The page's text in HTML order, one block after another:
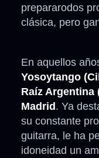
prepararodos
clásica, pero
En aquellos
Yosoytango
Raíz Argentina
Madrid . Ya
su constante
guitarra, le ha
idoneidad un